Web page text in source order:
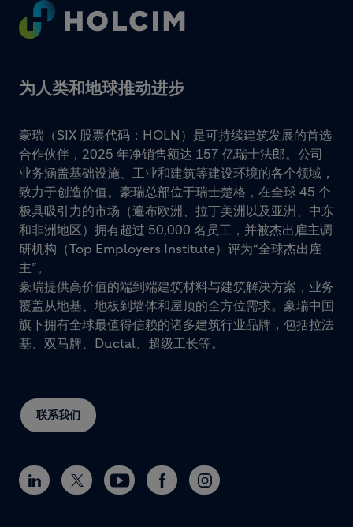
Footer
为人类和地球推动进步
联系我们
豪瑞（SIX 股票代码：HOLN）是可持续建筑发展的首选
合作伙伴，2025 年净销售额达 157 亿瑞士法郎。公司
业务涵盖基础设施、工业和建筑等建设环境的各个领域，
致力于创造价值。豪瑞总部位于瑞士楚格，在全球 45 个
极具吸引力的市场（遍布欧洲、拉丁美洲以及亚洲、中东
和非洲地区）拥有超过 50,000 名员工，并被杰出雇主调
研机构（Top Employers Institute）评为“全球杰出雇
主”。
豪瑞提供高价值的端到端建筑材料与建筑解决方案，业务
覆盖从地基、地板到墙体和屋顶的全方位需求。豪瑞中国
旗下拥有全球最值得信赖的诸多建筑行业品牌，包括拉法
基、双马牌、Ductal、超级工长等。